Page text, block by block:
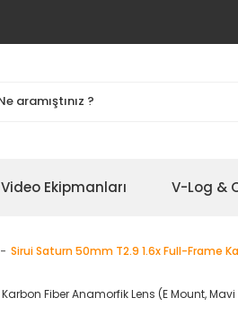
Video Ekipmanları V-Log &
Sirui Saturn 50mm T2.9 1.6x Full-Frame